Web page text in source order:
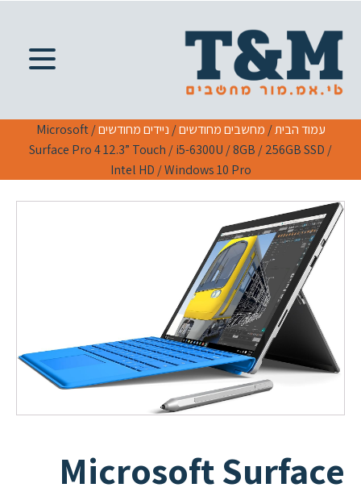
עמוד הבית/ מחשבים מחודשים/ ניידים מחודשים / Microsoft
Surface Pro 4 12.3” Touch / i5-6300U / 8GB / 256GB SSD /
Intel HD / Windows 10 Pro
Microsoft Surface